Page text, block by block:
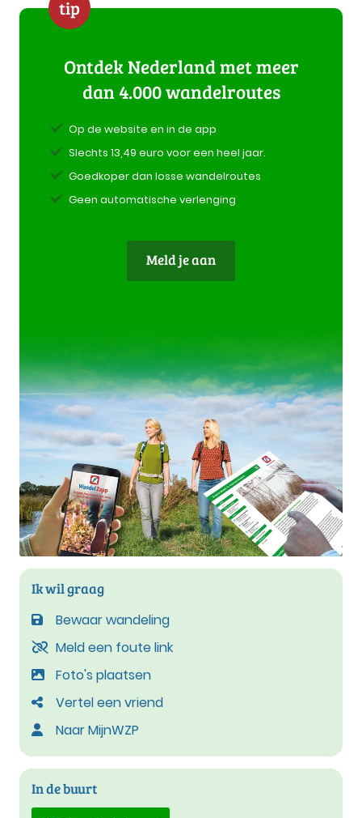
tip
Ontdek Nederland met meer
dan 4.000 wandelroutes
Op de website en in de app
Slechts 13,49 euro voor een heel jaar.
Goedkoper dan losse wandelroutes
Geen automatische verlenging
Meld je aan
Ik wil graag
Bewaar wandeling
Meld een foute link
Foto's plaatsen
Vertel een vriend
Naar MijnWZP
In de buurt